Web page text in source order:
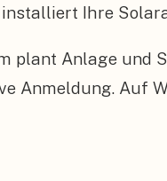
Ihre
plant Anlage und
Anmeldung. Auf